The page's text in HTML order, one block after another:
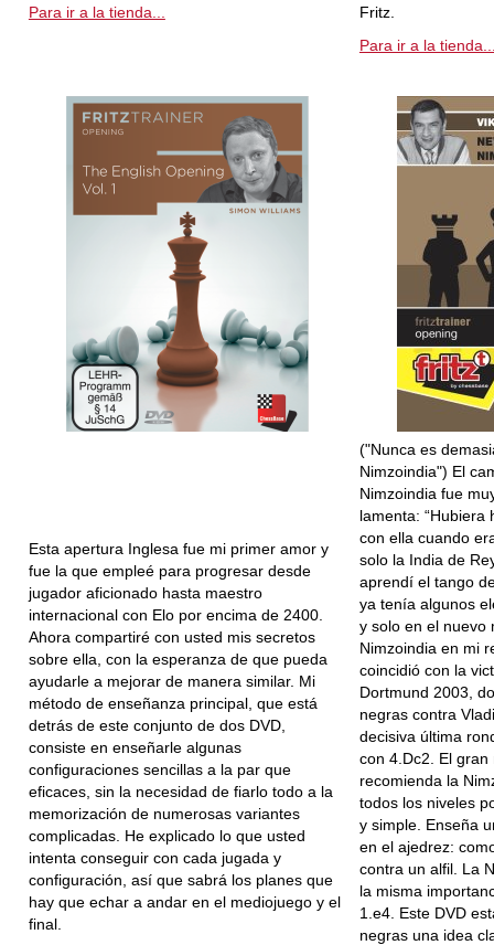
Para ir a la tienda...
Fritz.
Para ir a la
Esta apertura Inglesa fue mi primer amor y
fue la que empleé para progresar desde
jugador aficionado hasta maestro
internacional con Elo por encima de 2400.
Ahora compartiré con usted mis secretos
sobre ella, con la esperanza de que pueda
ayudarle a mejorar de manera similar. Mi
método de enseñanza principal, que está
detrás de este conjunto de dos DVD,
consiste en enseñarle algunas
configuraciones sencillas a la par que
eficaces, sin la necesidad de fiarlo todo a la
memorización de numerosas variantes
complicadas. He explicado lo que usted
intenta conseguir con cada jugada y
configuración, así que sabrá los planes que
hay que echar a andar en el mediojuego y el
final.
("Nunca es
Nimzoindia") El
Nimzoindia fue
lamenta: “Hubiera
con ella cuando
solo la India de
aprendí el tango
ya tenía algunos
y solo en el nuevo
Nimzoindia en mi
coincidió con la
Dortmund 2003,
negras contra
decisiva última
con 4.Dc2. El
recomienda la
todos los niveles
y simple. Enseña
en el ajedrez:
contra un alfil. La
la misma
1.e4. Este DVD
negras una idea